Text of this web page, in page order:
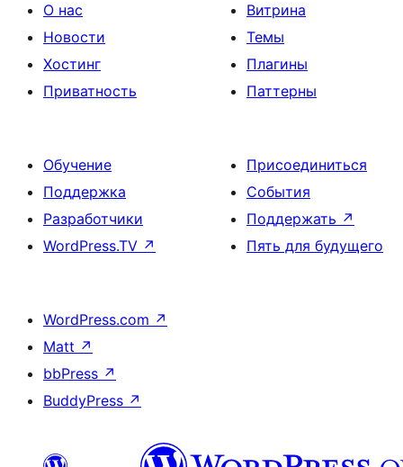
О нас
Новости
Хостинг
Приватность
Витрина
Темы
Плагины
Паттерны
Обучение
Поддержка
Разработчики
WordPress.TV ↗
Присоединиться
События
Поддержать ↗
Пять для будущего
WordPress.com ↗
Matt ↗
bbPress ↗
BuddyPress ↗